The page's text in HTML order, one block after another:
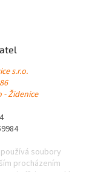
s.r.o.
- Židenice
soubory
procházením